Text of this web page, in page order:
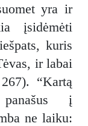
yra ir
įsidėmėti
kuris
ir labai
“Kartą
į
ne laiku: